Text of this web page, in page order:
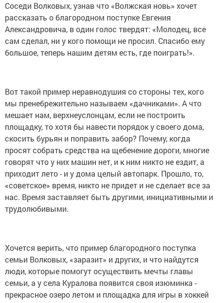
Соседи Волковых, узнав что «Волжская новь» хочет
рассказать о благородном поступке Евгения
Александровича, в один голос твердят: «Молодец, все
сам сделал, ни у кого помощи не просил. Спасибо ему
большое, теперь нашим детям есть, где поиграть!».
Вот такой пример неравнодушия со стороны тех, кого
мы пренебрежительно называем «дачниками». А что
мешает нам, верхнеуслонцам, если не построить
площадку, то хотя бы навести порядок у своего дома,
скосить бурьян и поправить забор? Почему, когда
просят собрать средства на щебенение дороги, многие
говорят что у них машин нет, и к ним никто не ездит, а
приходит лето - и у дома целый автопарк. Прошло, то,
«советское» время, никто не придет и не сделает все за
нас. Время заставляет быть другими, инициативными и
трудолюбивыми.
Хочется верить, что пример благородного поступка
семьи Волковых, «заразит» и других, и что найдутся
люди, которые помогут осуществить мечты главы
семьи, а у села Куралова появится своя изюминка -
прекрасное озеро летом и площадка для игры в хоккей